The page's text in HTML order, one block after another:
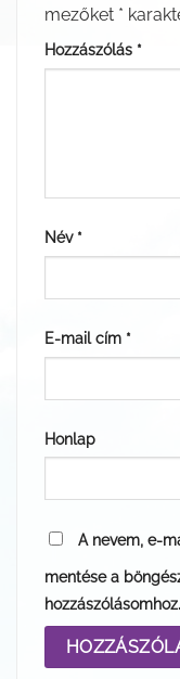
mezőket *
Hozzászólás *
Név *
E-mail cím *
Honlap
A nevem, e-
mentése a
hozzászólásomhoz.